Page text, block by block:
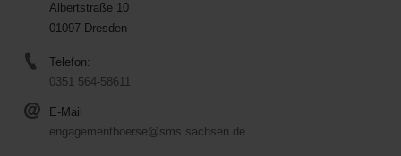
Albertstraße 10
01097 Dresden
Telefon:
0351 564-58611
E-Mail
engagementboerse@sms.sachsen.de